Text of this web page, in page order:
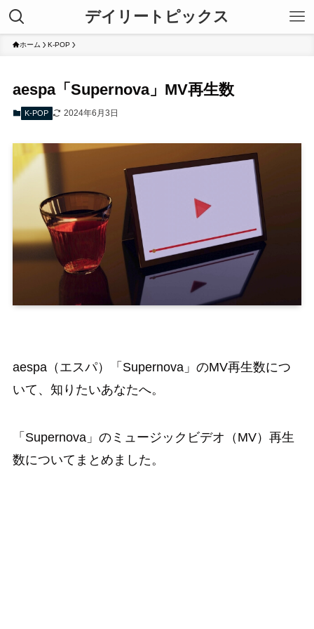
デイリートピックス
ホーム K-POP
aespa「Supernova」MV再生数
K-POP 2024年6月3日
aespa（エスパ）「Supernova」のMV再生数につ
いて、知りたいあなたへ。
「Supernova」のミュージックビデオ（MV）再生
数についてまとめました。